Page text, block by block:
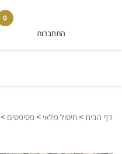
התחברות
0
דף הבית>חיסול מלאי >פסיפסים >